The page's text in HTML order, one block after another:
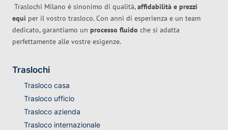
Traslochi Milano è sinonimo di qualità,affidabilità e prezzi
equi per il vostro trasloco. Con anni di esperienza e un team
dedicato, garantiamo un processo fluido che si adatta
perfettamente alle vostre esigenze.
Traslochi
Trasloco casa
Trasloco ufficio
Trasloco azienda
Trasloco internazionale